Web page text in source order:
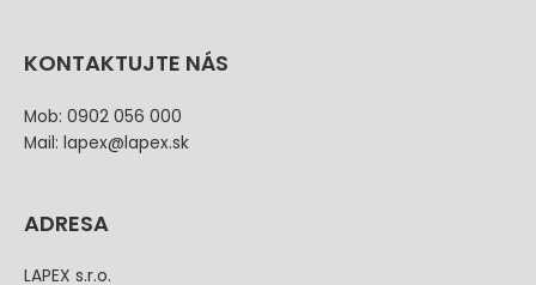
KONTAKTUJTE NÁS
Mob: 0902 056 000
Mail: lapex@lapex.sk
ADRESA
LAPEX s.r.o.